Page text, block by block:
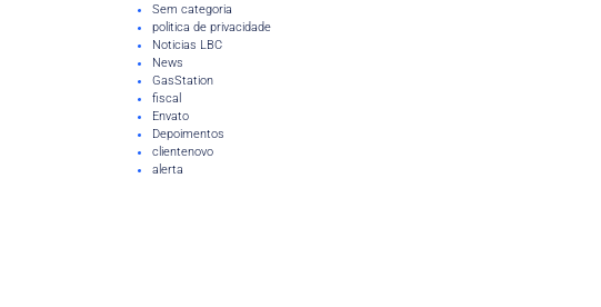
Sem categoria
politica de privacidade
Noticias LBC
News
GasStation
fiscal
Envato
Depoimentos
clientenovo
alerta